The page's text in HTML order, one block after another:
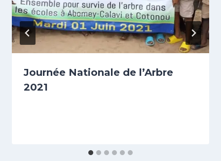
Journée Nationale de l’Arbre
2021